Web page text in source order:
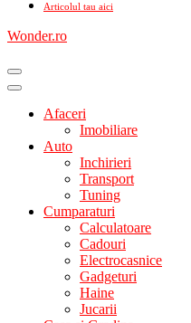
Articolul tau aici
Wonder.ro
Afaceri
Imobiliare
Auto
Inchirieri
Transport
Tuning
Cumparaturi
Calculatoare
Cadouri
Electrocasnice
Gadgeturi
Haine
Jucarii